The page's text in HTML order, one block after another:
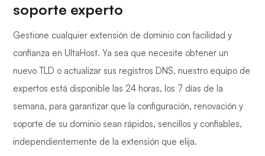
soporte experto
Gestione cualquier extensión de dominio con facilidad y
confianza en UltaHost. Ya sea que necesite obtener un
nuevo TLD o actualizar sus registros DNS, nuestro equipo de
expertos está disponible las 24 horas, los 7 días de la
semana, para garantizar que la configuración, renovación y
soporte de su dominio sean rápidos, sencillos y confiables,
independientemente de la extensión que elija.